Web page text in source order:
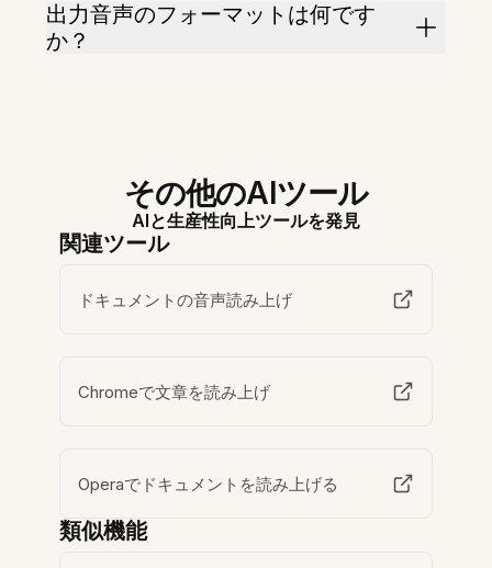
出力音声のフォーマットは何です
か？
その他のAIツール
AIと生産性向上ツールを発見
関連ツール
ドキュメントの音声読み上げ
Chromeで文章を読み上げ
Operaでドキュメントを読み上げる
類似機能